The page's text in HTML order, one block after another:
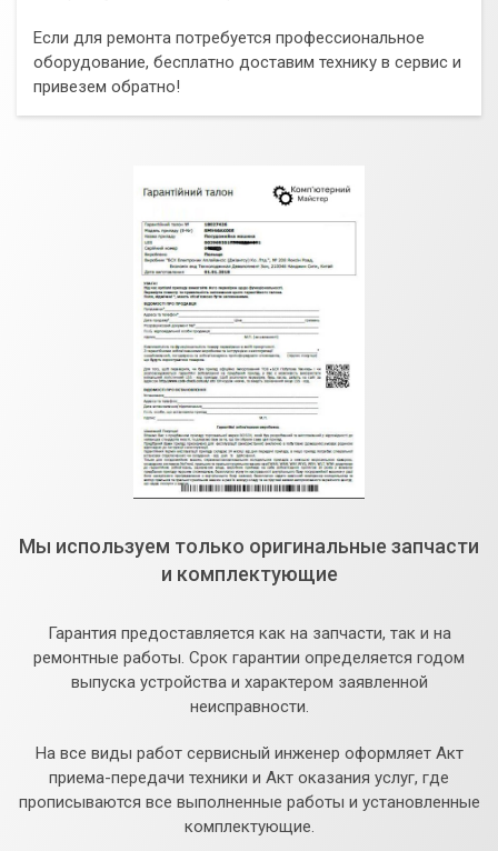
Если для ремонта потребуется профессиональное
оборудование, бесплатно доставим технику в сервис и
привезем обратно!
Мы используем только оригинальные запчасти
и комплектующие
Гарантия предоставляется как на запчасти, так и на
ремонтные работы. Срок гарантии определяется годом
выпуска устройства и характером заявленной
неисправности.
На все виды работ сервисный инженер оформляет Акт
приема-передачи техники и Акт оказания услуг, где
прописываются все выполненные работы и установленные
комплектующие.